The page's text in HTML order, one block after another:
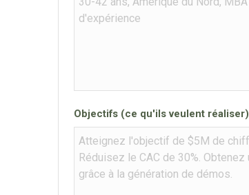
Objectifs (ce qu'ils veulent réaliser)